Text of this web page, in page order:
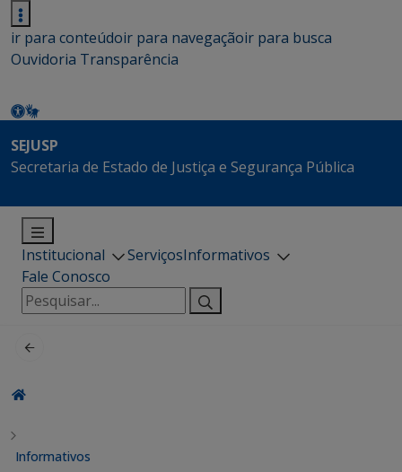
ir para conteúdoir para navegaçãoir para busca
Ouvidoria Transparência
SEJUSP
Secretaria de Estado de Justiça e Segurança Pública
Institucional ServiçosInformativos
Fale Conosco
Pesquisar
por:
Informativos